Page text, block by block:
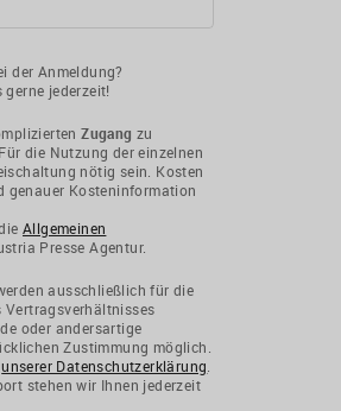
der Anmeldung?
gerne jederzeit!
Zugang zu
. Für die Nutzung der einzelnen
nötig sein. Kosten
genauer Kosteninformation
Allgemeinen
Presse Agentur.
ausschließlich für die
Vertragsverhältnisses
oder andersartige
Zustimmung möglich.
unserer Datenschutzerklärung
stehen wir Ihnen jederzeit